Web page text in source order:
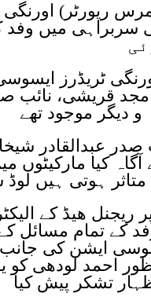
رپورٹر) اورنگی
ٹریڈرز
قریشی، نائب
دیگر موجود تھے
صدر عبدالقادر
کیا مارکیٹوں
ہوتی ہیں
ریجنل ھیڈ کے
کے تمام مسائل کے
ایشن کی جانب
احمد لودھی کو
تشکر پیش کیا